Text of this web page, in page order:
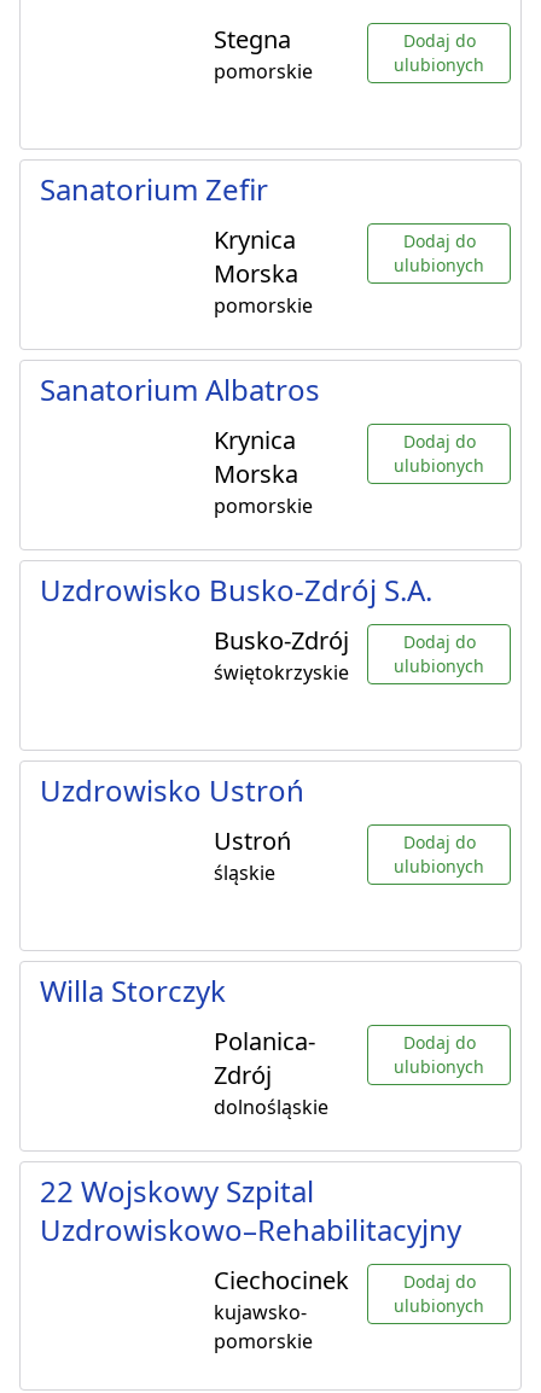
Stegna
pomorskie
Dodaj do
ulubionych
Sanatorium Zefir
Krynica
Morska
pomorskie
Dodaj do
ulubionych
Sanatorium Albatros
Krynica
Morska
pomorskie
Dodaj do
ulubionych
Uzdrowisko Busko-Zdrój S.A.
Busko-Zdrój
świętokrzyskie
Dodaj do
ulubionych
Uzdrowisko Ustroń
Ustroń
śląskie
Dodaj do
ulubionych
Willa Storczyk
Polanica-
Zdrój
dolnośląskie
Dodaj do
ulubionych
22 Wojskowy Szpital
Uzdrowiskowo–Rehabilitacyjny
Ciechocinek
kujawsko-
pomorskie
Dodaj do
ulubionych